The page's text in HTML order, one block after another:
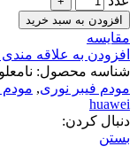
افزودن به سبد خرید
مقایسه
افزودن به علاقه مندی
شناسه محصول:
مودم فیبر نوری, مودم
huawei
دنبال کردن:
بستن